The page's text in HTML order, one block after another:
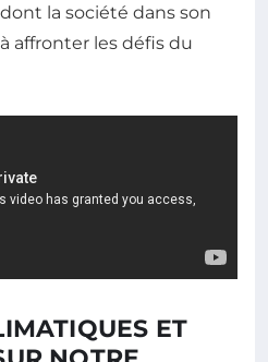
la société dans son
affronter les défis du
ET